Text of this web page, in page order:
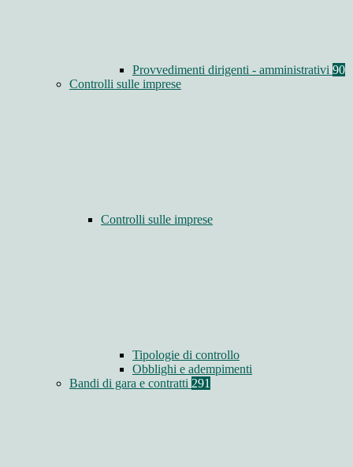
Provvedimenti dirigenti - amministrativi 90
Controlli sulle imprese
Controlli sulle imprese
Tipologie di controllo
Obblighi e adempimenti
Bandi di gara e contratti 291